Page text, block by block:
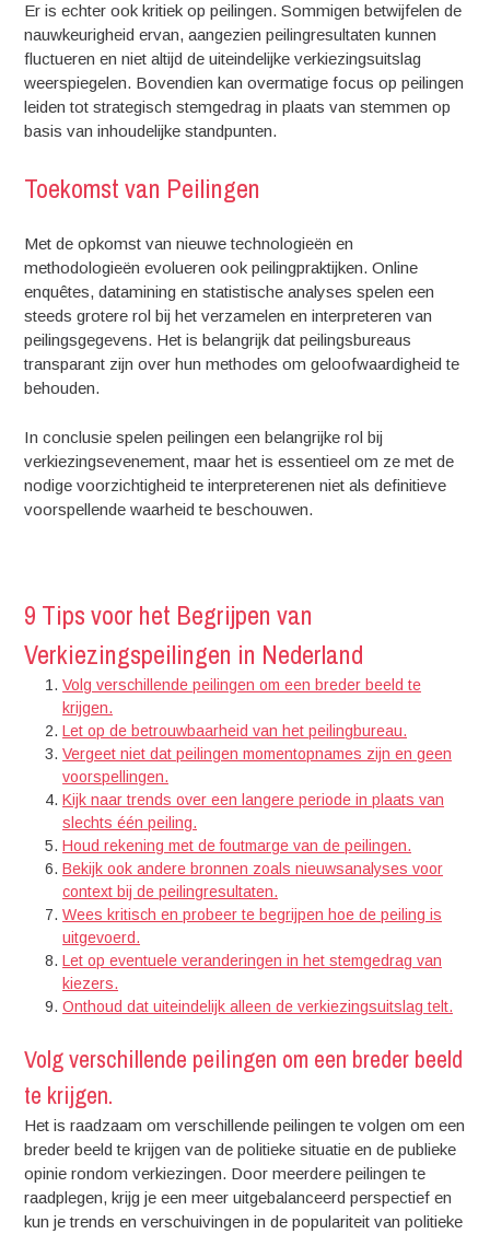
Er is echter ook kritiek op peilingen. Sommigen betwijfelen de
nauwkeurigheid ervan, aangezien peilingresultaten kunnen
fluctueren en niet altijd de uiteindelijke verkiezingsuitslag
weerspiegelen. Bovendien kan overmatige focus op peilingen
leiden tot strategisch stemgedrag in plaats van stemmen op
basis van inhoudelijke standpunten.
Toekomst van Peilingen
Met de opkomst van nieuwe technologieën en
methodologieën evolueren ook peilingpraktijken. Online
enquêtes, datamining en statistische analyses spelen een
steeds grotere rol bij het verzamelen en interpreteren van
peilingsgegevens. Het is belangrijk dat peilingsbureaus
transparant zijn over hun methodes om geloofwaardigheid te
behouden.
In conclusie spelen peilingen een belangrijke rol bij
verkiezingsevenement, maar het is essentieel om ze met de
nodige voorzichtigheid te interpreterenen niet als definitieve
voorspellende waarheid te beschouwen.
9 Tips voor het Begrijpen van
Verkiezingspeilingen in Nederland
Volg verschillende peilingen om een breder beeld te
krijgen.
Let op de betrouwbaarheid van het peilingbureau.
Vergeet niet dat peilingen momentopnames zijn en geen
voorspellingen.
Kijk naar trends over een langere periode in plaats van
slechts één peiling.
Houd rekening met de foutmarge van de peilingen.
Bekijk ook andere bronnen zoals nieuwsanalyses voor
context bij de peilingresultaten.
Wees kritisch en probeer te begrijpen hoe de peiling is
uitgevoerd.
Let op eventuele veranderingen in het stemgedrag van
kiezers.
Onthoud dat uiteindelijk alleen de verkiezingsuitslag telt.
Volg verschillende peilingen om een breder beeld
te krijgen.
Het is raadzaam om verschillende peilingen te volgen om een
breder beeld te krijgen van de politieke situatie en de publieke
opinie rondom verkiezingen. Door meerdere peilingen te
raadplegen, krijg je een meer uitgebalanceerd perspectief en
kun je trends en verschuivingen in de populariteit van politieke